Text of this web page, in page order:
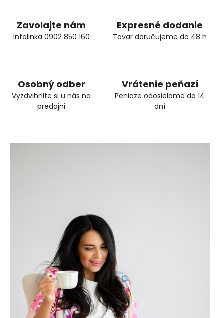
Zavolajte nám
Infolinka 0902 850 160
Expresné dodanie
Tovar doručujeme do 48 h
Osobný odber
Vyzdvihnite si u nás na
predajni
Vrátenie peňazí
Peniaze odosielame do 14
dní